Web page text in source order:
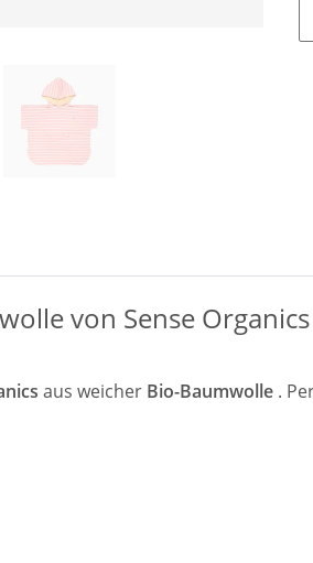
von Sense Organics
aus weicher Bio-Baumwolle .